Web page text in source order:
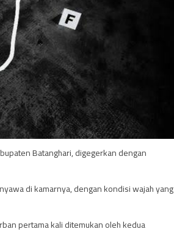
Batanghari, digegerkan dengan
di kamarnya, dengan kondisi wajah yang
pertama kali ditemukan oleh kedua